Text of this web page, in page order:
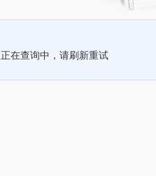
正在查询中，请刷新重试